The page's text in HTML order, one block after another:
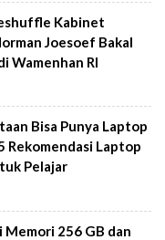
Kabinet
Joesoef Bakal
Wamenhan RI
Bisa Punya Laptop
Rekomendasi Laptop
Pelajar
Memori 256 GB dan